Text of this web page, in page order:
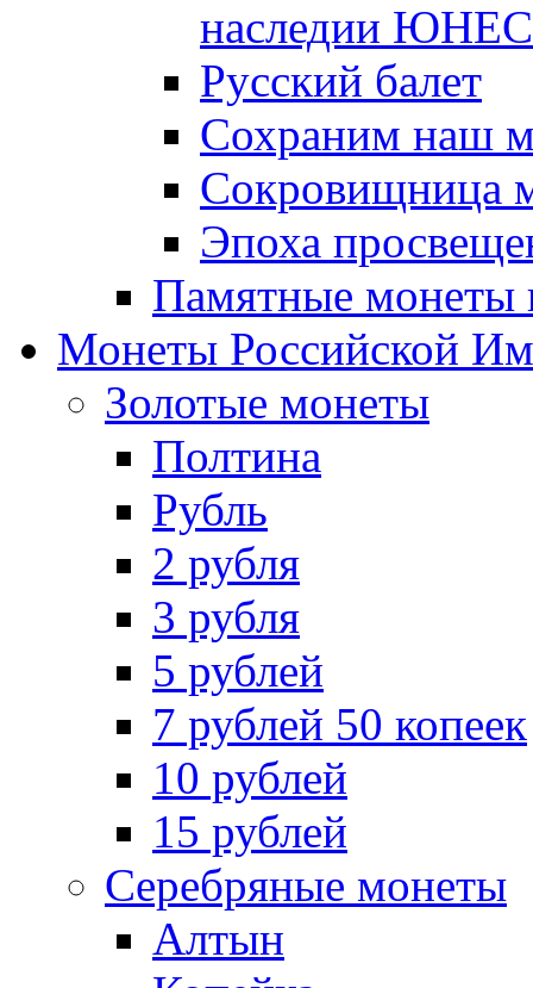
наследии
Русский балет
Сохраним наш
Сокровищница
Эпоха
Памятные монеты
Монеты Российской
Золотые монеты
Полтина
Рубль
2 рубля
3 рубля
5 рублей
7 рублей 50 копеек
10 рублей
15 рублей
Серебряные монеты
Алтын